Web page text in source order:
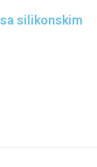
silikonskim